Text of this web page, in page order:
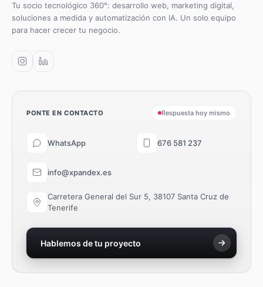
Tu socio tecnológico 360°: desarrollo web, marketing digital,
soluciones a medida y automatización con IA. Un solo equipo
para hacer crecer tu negocio.
PONTE EN CONTACTO Respuesta hoy mismo
WhatsApp 676 581 237
info@xpandex.es
Carretera General del Sur 5, 38107 Santa Cruz de
Tenerife
Hablemos de tu proyecto